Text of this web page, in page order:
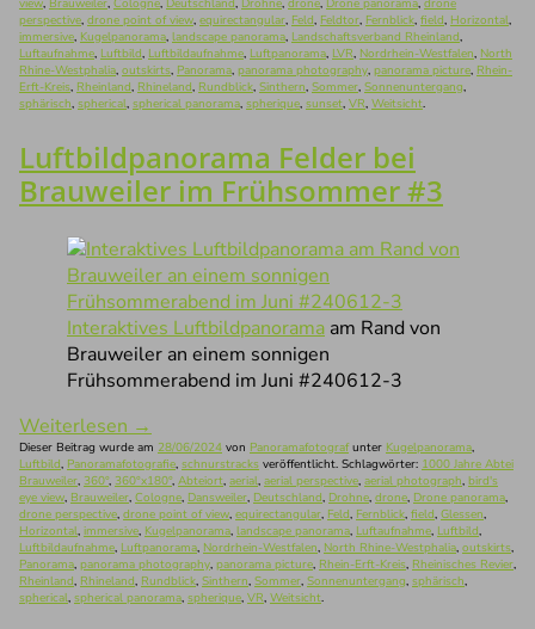
view, Brauweiler, Cologne, Deutschland, Drohne, drone, Drone panorama, drone
perspective, drone point of view, equirectangular, Feld, Feldtor, Fernblick, field, Horizontal,
immersive, Kugelpanorama, landscape panorama, Landschaftsverband Rheinland,
Luftaufnahme, Luftbild, Luftbildaufnahme, Luftpanorama, LVR, Nordrhein-Westfalen, North
Rhine-Westphalia, outskirts, Panorama, panorama photography, panorama picture, Rhein-
Erft-Kreis, Rheinland, Rhineland, Rundblick, Sinthern, Sommer, Sonnenuntergang,
sphärisch, spherical, spherical panorama, spherique, sunset, VR, Weitsicht.
Luftbildpanorama Felder bei
Brauweiler im Frühsommer #3
Interaktives Luftbildpanorama am Rand von
Brauweiler an einem sonnigen
Frühsommerabend im Juni #240612-3
Weiterlesen →
Dieser Beitrag wurde am 28/06/2024 von Panoramafotografunter Kugelpanorama,
Luftbild, Panoramafotografie, schnurstracks veröffentlicht. Schlagwörter: 1000 Jahre Abtei
Brauweiler, 360°, 360°x180°, Abteiort, aerial, aerial perspective, aerial photograph, bird's
eye view, Brauweiler, Cologne, Dansweiler, Deutschland, Drohne, drone, Drone panorama,
drone perspective, drone point of view, equirectangular, Feld, Fernblick, field, Glessen,
Horizontal, immersive, Kugelpanorama, landscape panorama, Luftaufnahme, Luftbild,
Luftbildaufnahme, Luftpanorama, Nordrhein-Westfalen, North Rhine-Westphalia, outskirts,
Panorama, panorama photography, panorama picture, Rhein-Erft-Kreis, Rheinisches Revier,
Rheinland, Rhineland, Rundblick, Sinthern, Sommer, Sonnenuntergang, sphärisch,
spherical, spherical panorama, spherique, VR, Weitsicht.